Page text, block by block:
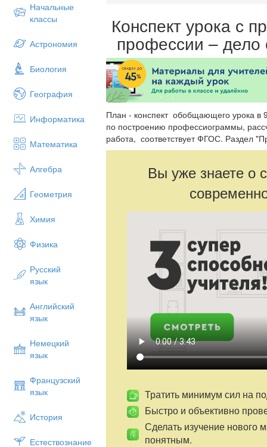
Начальные
классы
Астрономия
Биология
География
Информатика
Математика
Алгебра
Геометрия
Химия
Физика
Русский
язык
Английский
язык
Немецкий
язык
Французский
язык
История
Естествознание
Конспект урока с
профессии – дело
План - конспект обобщающего урока в
по построению профессиограммы,
работа, соответствует ФГОС. Раздел
Вы уже знаете о
Тратить минимум сил на
Быстро и объективно
Сделать изучение нового
понятным.